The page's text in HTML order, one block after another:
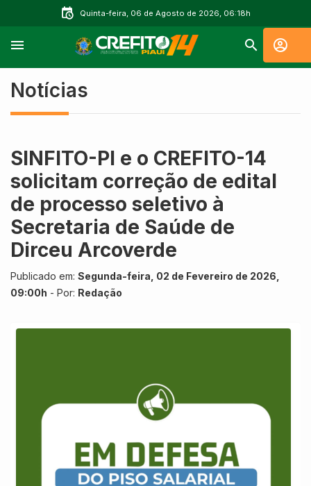
Quinta-feira, 06 de Agosto de 2026, 06:18h
Notícias
SINFITO-PI e o CREFITO-14
solicitam correção de edital
de processo seletivo à
Secretaria de Saúde de
Dirceu Arcoverde
Publicado em: Segunda-feira, 02 de Fevereiro de 2026,
09:00h - Por: Redação